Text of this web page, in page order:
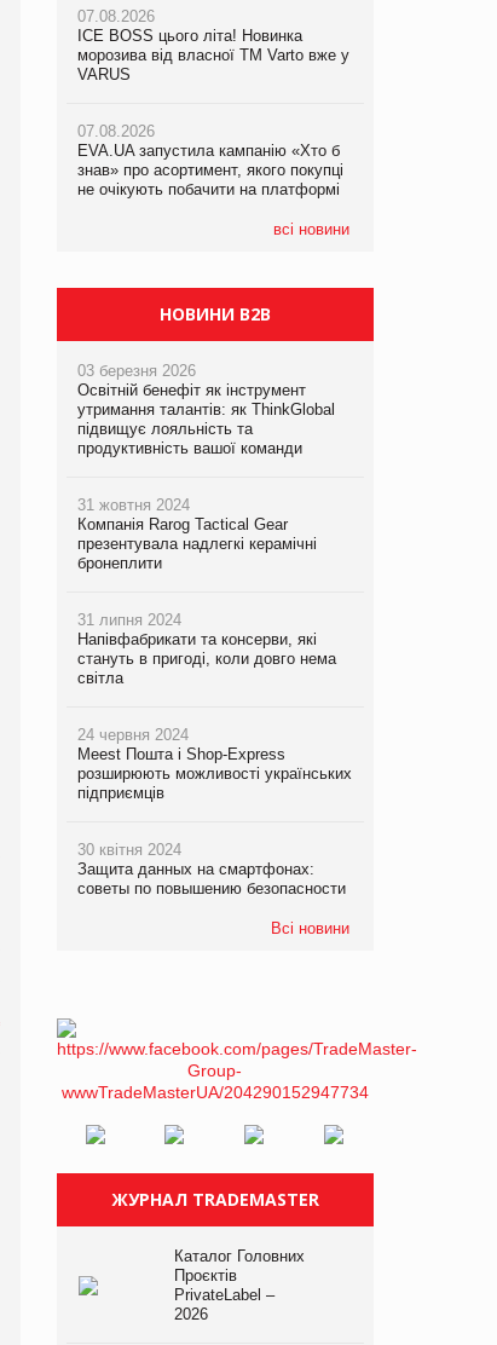
07.08.2026
ICE BOSS цього літа! Новинка
морозива від власної ТМ Varto вже у
VARUS
07.08.2026
EVA.UA запустила кампанію «Хто б
знав» про асортимент, якого покупці
не очікують побачити на платформі
всі новини
07.08.2026
Франція заборонила рекламні дзвінки
07.08.2026
Франція заборонила рекламні дзвінки
НОВИНИ B2B
03 березня 2026
Освітній бенефіт як інструмент
утримання талантів: як ThinkGlobal
підвищує лояльність та
продуктивність вашої команди
31 жовтня 2024
Компанія Rarog Tactical Gear
презентувала надлегкі керамічні
бронеплити
31 липня 2024
Напівфабрикати та консерви, які
стануть в пригоді, коли довго нема
світла
24 червня 2024
Meest Пошта і Shop-Express
розширюють можливості українських
підприємців
30 квітня 2024
Защита данных на смартфонах:
советы по повышению безопасности
Всі новини
ЖУРНАЛ TRADEMASTER
Каталог Головних
Проєктів
PrivateLabel –
2026